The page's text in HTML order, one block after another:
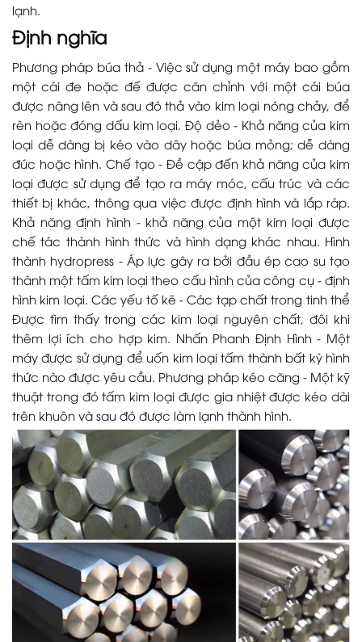
lạnh.
Định nghĩa
Phương pháp búa thả - Việc sử dụng một máy bao gồm
một cái đe hoặc đế được căn chỉnh với một cái búa
được nâng lên và sau đó thả vào kim loại nóng chảy, để
rèn hoặc đóng dấu kim loại. Độ dẻo - Khả năng của kim
loại dễ dàng bị kéo vào dây hoặc búa mỏng; dễ dàng
đúc hoặc hình. Chế tạo - Đề cập đến khả năng của kim
loại được sử dụng để tạo ra máy móc, cấu trúc và các
thiết bị khác, thông qua việc được định hình và lắp ráp.
Khả năng định hình - khả năng của một kim loại được
chế tác thành hình thức và hình dạng khác nhau. Hình
thành hydropress - Áp lực gây ra bởi đầu ép cao su tạo
thành một tấm kim loại theo cấu hình của công cụ - định
hình kim loại. Các yếu tố kẽ - Các tạp chất trong tinh thể
Được tìm thấy trong các kim loại nguyên chất, đôi khi
thêm lợi ích cho hợp kim. Nhấn Phanh Định Hình - Một
máy được sử dụng để uốn kim loại tấm thành bất kỳ hình
thức nào được yêu cầu. Phương pháp kéo căng - Một kỹ
thuật trong đó tấm kim loại được gia nhiệt được kéo dài
trên khuôn và sau đó được làm lạnh thành hình.